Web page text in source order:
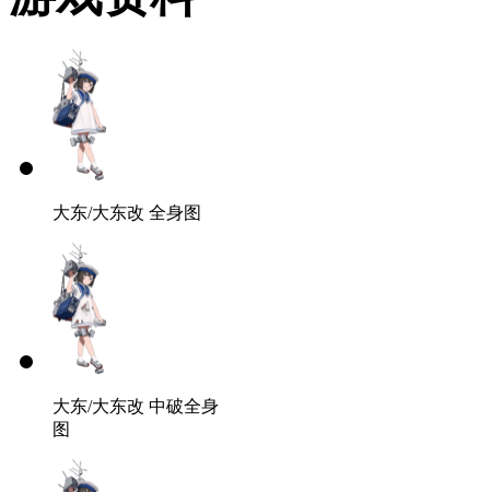
大东/大东改 全身图
大东/大东改 中破全身
图